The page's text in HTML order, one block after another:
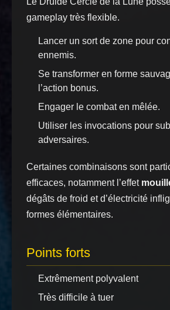
gameplay très flexible.
Lancer un sort de zone pour
ennemis.
Se transformer en forme
l’action bonus.
Engager le combat en mêlée.
Utiliser les invocations pour
adversaires.
Certaines combinaisons sont
efficaces, notamment l’effet
dégâts de froid et d’électricité
formes élémentaires.
Points forts
Extrêmement polyvalent
Très difficile à tuer